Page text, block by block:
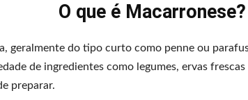
O que é Macarronese?
geralmente do tipo curto como penne ou
de ingredientes como legumes, ervas
preparar.